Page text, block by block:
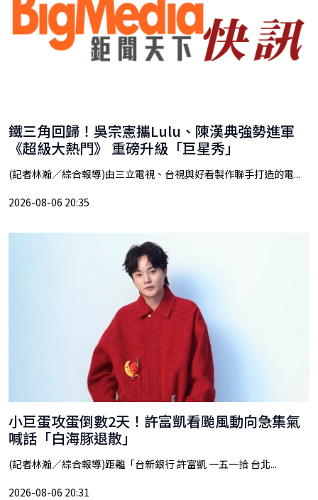
鐵三角回歸！吳宗憲攜Lulu、陳漢典強勢進軍
《超級大熱門》 重磅升級「巨星秀」
(記者林瀚／綜合報導)由三立電視、台視與好看製作聯手打造的電...
2026-08-06 20:35
小巨蛋攻蛋倒數2天！許富凱看颱風動向急集氣
喊話「白海豚退散」
(記者林瀚／綜合報導)距離「台新銀行 許富凱 一五一拾 台北...
2026-08-06 20:31